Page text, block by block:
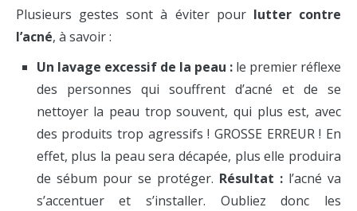
Plusieurs gestes sont à éviter pour lutter contre
l’acné, à savoir :
Un lavage excessif de la peau :le premier réflexe
des personnes qui souffrent d’acné et de se
nettoyer la peau trop souvent, qui plus est, avec
des produits trop agressifs ! GROSSE ERREUR ! En
effet, plus la peau sera décapée, plus elle produira
de sébum pour se protéger. Résultat :l’acné va
s’accentuer et s’installer. Oubliez donc les